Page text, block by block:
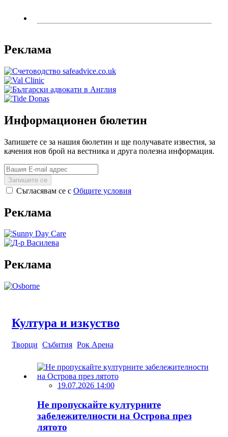
Реклама
Информационен бюлетин
Запишете се за нашия бюлетин и ще получавате известия, за
качения нов брой на вестника и друга полезна информация.
Запишете се
Съгласявам се с Общите условия
Реклама
Реклама
Култура и изкуство
Творци Събития Рок Арена
19.07.2026 14:00
Не пропускайте културните
забележителности на Острова през
лятото